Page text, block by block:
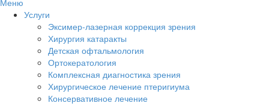
Меню
Услуги
Эксимер-лазерная коррекция зрения
Хирургия катаракты
Детская офтальмология
Ортокератология
Комплексная диагностика зрения
Хирургическое лечение птеригиума
Консервативное лечение